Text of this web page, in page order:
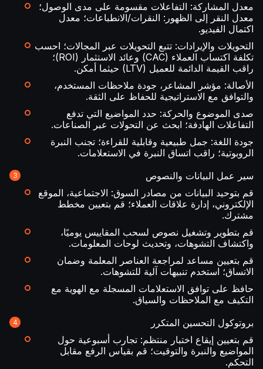
معدل المشاركة: التفاعلات مقسومة على مدى الوصول؛
معدل النقر إلى الظهور: النقرات/الانطباعات؛ معدل
اكتمال الفيديو.
التحويلات والإيرادات: تتبع التحويلات عبر المجالات؛ احسب
تكلفة اكتساب العملاء (CAC) وعائد الاستثمار (ROI)؛
راقب القيمة الدائمة للعميل (LTV) حيثما أمكن.
الأصالة: مؤشر المشاعر، جودة ملاحظات المستخدم،
والتوافق مع الاستراتيجية للحفاظ على الثقة.
صدى الموضوع والحركة: حدد المواضيع التي تدفع
التفاعلات الهادفة؛ ابحث عن التحولات عبر الصناعات.
جودة اللغة: جمل طبيعية وقابلية للقراءة؛ تجنب النبرة
الروبوتية؛ راقب اتساق النبرة في الاستعلامات.
سير عمل البيانات والنصوص
قم بتوحيد البيانات من مصادر السوق: الاجتماعية، الموقع
الإلكتروني، إدارة علاقات العملاء؛ قم بتعيين مخطط
مشترك.
قم بتطوير وتشغيل نصوص لسحب المقاييس يوميًا،
واكتشاف التشوهات، وتحديث لوحات المعلومات.
قم بتعيين مساعد لمراجعة العناصر المعلمة وضمان
الاتساق؛ استخدم تنبيهات آلية للتشوهات.
حافظ على توافق الاستعلامات المسجلة مع الهوية مع
التكيف مع الملاحظات والسياق.
بروتوكول التحسين المتكرر
قم بتعيين إيقاع اختبار منتظم: تجارب أسبوعية حول
المواضيع والنبرة والتوقيت؛ قم بقياس الرفع مقابل
التحكم.